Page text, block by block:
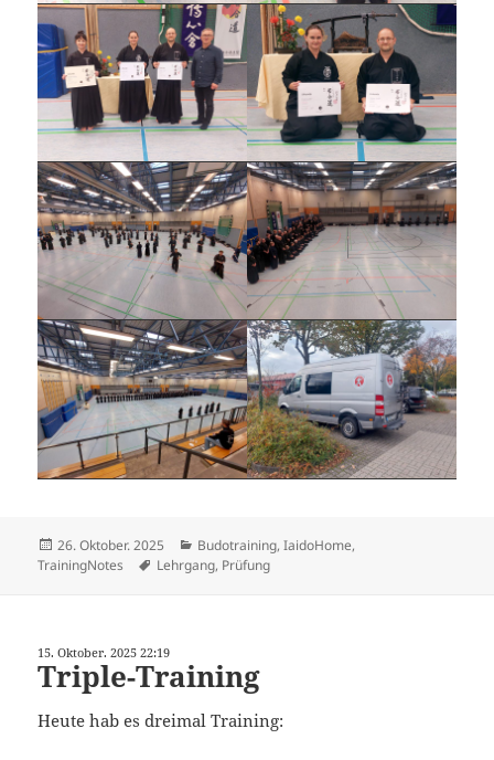
Veröffentlicht
am
26. Oktober. 2025 Kategorien
Budotraining,IaidoHome,
TrainingNotes
Schlagwörter
Lehrgang, Prüfung
15. Oktober. 2025 22:19
Triple-Training
Heute hab es dreimal Training: